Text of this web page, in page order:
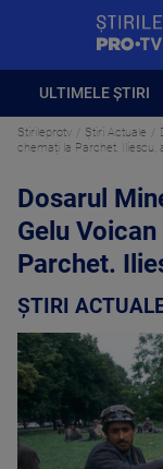
ULTIMELE ȘTIRI
Stirileprotv Știri Actuale
chemați la Parchet. Iliescu,
Dosarul
Gelu
Parchet.
ȘTIRI